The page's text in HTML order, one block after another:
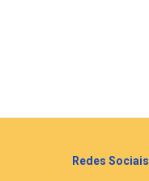
Redes Sociais